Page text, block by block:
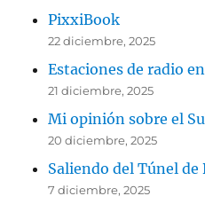
PixxiBook
22 diciembre, 2025
Estaciones de radio
21 diciembre, 2025
Mi opinión sobre el
20 diciembre, 2025
Saliendo del Túnel de
7 diciembre, 2025